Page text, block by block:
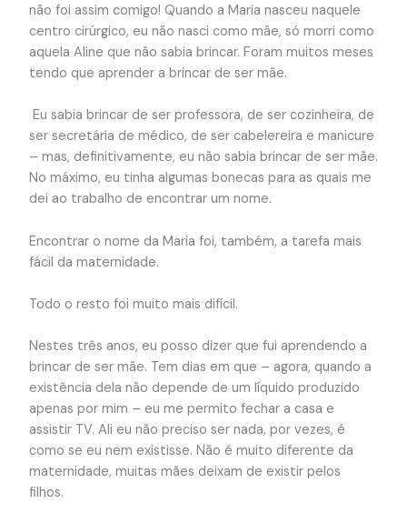
não foi assim comigo! Quando a Maria nasceu naquele
centro cirúrgico, eu não nasci como mãe, só morri como
aquela Aline que não sabia brincar. Foram muitos meses
tendo que aprender a brincar de ser mãe.
Eu sabia brincar de ser professora, de ser cozinheira, de
ser secretária de médico, de ser cabelereira e manicure
– mas, definitivamente, eu não sabia brincar de ser mãe.
No máximo, eu tinha algumas bonecas para as quais me
dei ao trabalho de encontrar um nome.
Encontrar o nome da Maria foi, também, a tarefa mais
fácil da maternidade.
Todo o resto foi muito mais difícil.
Nestes três anos, eu posso dizer que fui aprendendo a
brincar de ser mãe. Tem dias em que – agora, quando a
existência dela não depende de um líquido produzido
apenas por mim – eu me permito fechar a casa e
assistir TV. Ali eu não preciso ser nada, por vezes, é
como se eu nem existisse. Não é muito diferente da
maternidade, muitas mães deixam de existir pelos
filhos.